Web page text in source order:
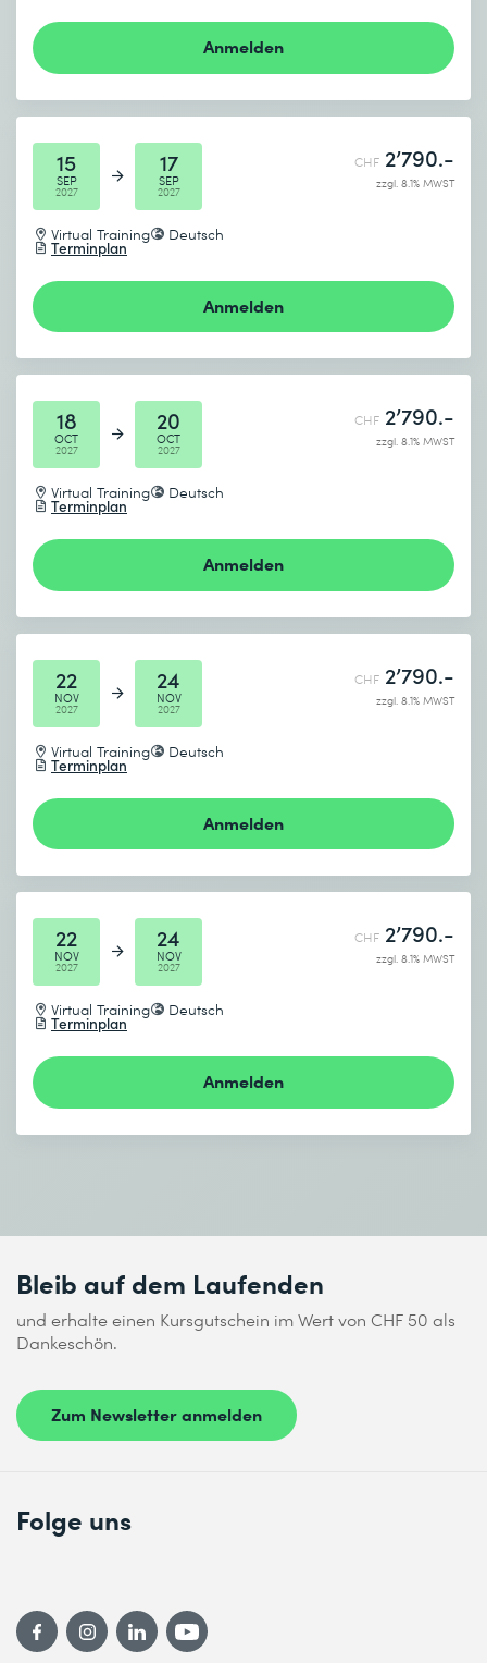
Anmelden
15
SEP
2027
17
SEP
2027
Virtual Training Deutsch
Terminplan
CHF 2’790.-
zzgl. 8.1% MWST
Anmelden
18
OCT
2027
20
OCT
2027
Virtual Training Deutsch
Terminplan
CHF 2’790.-
zzgl. 8.1% MWST
Anmelden
22
NOV
2027
24
NOV
2027
Virtual Training Deutsch
Terminplan
CHF 2’790.-
zzgl. 8.1% MWST
Anmelden
22
NOV
2027
24
NOV
2027
Virtual Training Deutsch
Terminplan
CHF 2’790.-
zzgl. 8.1% MWST
Anmelden
Bleib auf dem Laufenden
und erhalte einen Kursgutschein im Wert von CHF 50 als
Dankeschön.
Zum Newsletter anmelden
Folge uns